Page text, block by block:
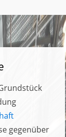
gegenüber